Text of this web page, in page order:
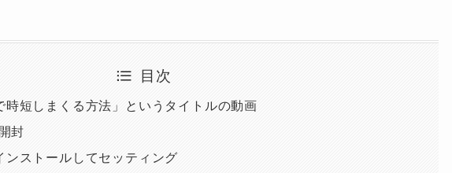
目次
時短しまくる方法」というタイトルの動画
封
ンストールしてセッティング